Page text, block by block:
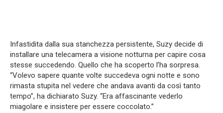
Infastidita dalla sua stanchezza persistente, Suzy decide di
installare una telecamera a visione notturna per capire cosa
stesse succedendo. Quello che ha scoperto l’ha sorpresa.
“Volevo sapere quante volte succedeva ogni notte e sono
rimasta stupita nel vedere che andava avanti da così tanto
tempo”, ha dichiarato Suzy. “Era affascinante vederlo
miagolare e insistere per essere coccolato.”